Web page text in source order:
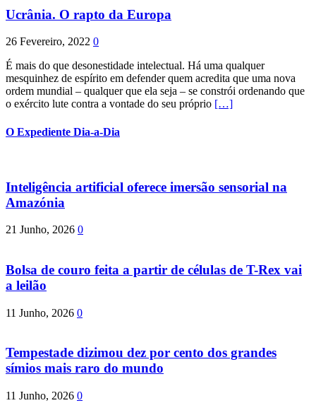
Ucrânia. O rapto da Europa
26 Fevereiro, 2022 0
É mais do que desonestidade intelectual. Há uma qualquer
mesquinhez de espírito em defender quem acredita que uma nova
ordem mundial – qualquer que ela seja – se constrói ordenando que
o exército lute contra a vontade do seu próprio […]
O Expediente Dia-a-Dia
Inteligência artificial oferece imersão sensorial na
Amazónia
21 Junho, 2026 0
Bolsa de couro feita a partir de células de T-Rex vai
a leilão
11 Junho, 2026 0
Tempestade dizimou dez por cento dos grandes
símios mais raro do mundo
11 Junho, 2026 0